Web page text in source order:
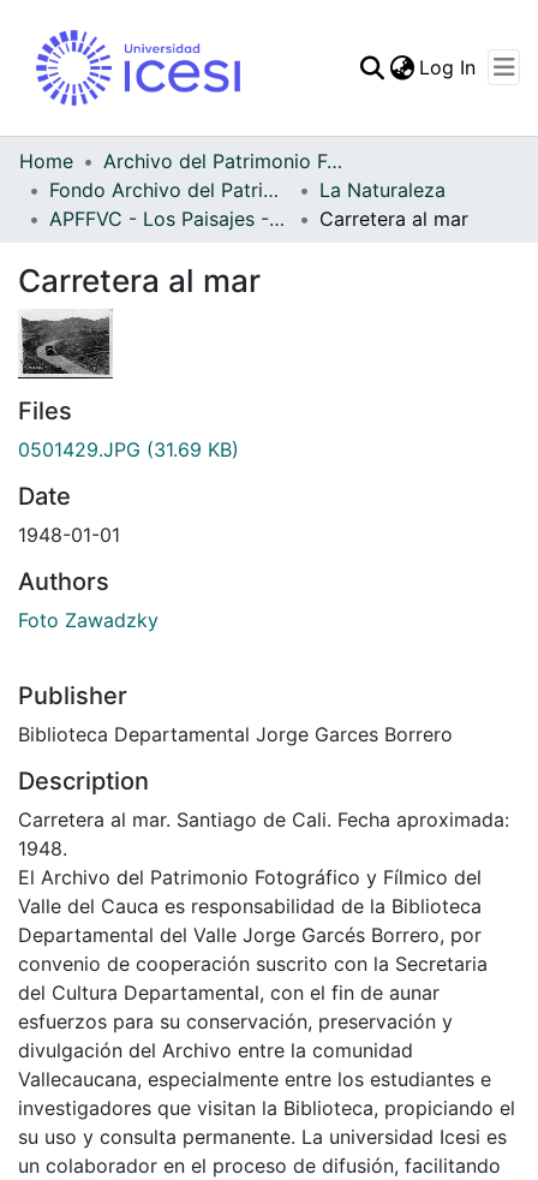
Statistics
Log In
Home
Archivo del Patrimonio Fotográfico y Fílmico del Valle del Cauca
Fondo Archivo del Patrimonio Fotográfico y Fílmico del Valle del Cauca
La Naturaleza
APFFVC - Los Paisajes - Patrimonial
Carretera al mar
Carretera al mar
Files
0501429.JPG (31.69 KB)
Date
1948-01-01
Authors
Foto Zawadzky
Publisher
Biblioteca Departamental Jorge Garces Borrero
Description
Carretera al mar. Santiago de Cali. Fecha aproximada:
1948.
El Archivo del Patrimonio Fotográfico y Fílmico del
Valle del Cauca es responsabilidad de la Biblioteca
Departamental del Valle Jorge Garcés Borrero, por
convenio de cooperación suscrito con la Secretaria
del Cultura Departamental, con el fin de aunar
esfuerzos para su conservación, preservación y
divulgación del Archivo entre la comunidad
Vallecaucana, especialmente entre los estudiantes e
investigadores que visitan la Biblioteca, propiciando el
su uso y consulta permanente. La universidad Icesi es
un colaborador en el proceso de difusión, facilitando